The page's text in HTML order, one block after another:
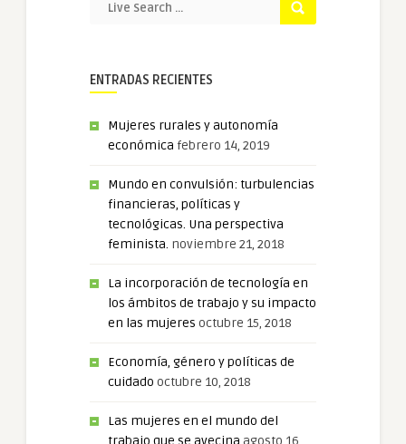
ENTRADAS RECIENTES
Mujeres rurales y autonomía
económica febrero 14, 2019
Mundo en convulsión: turbulencias
financieras, políticas y
tecnológicas. Una perspectiva
feminista. noviembre 21, 2018
La incorporación de tecnología en
los ámbitos de trabajo y su impacto
en las mujeres octubre 15, 2018
Economía, género y políticas de
cuidado octubre 10, 2018
Las mujeres en el mundo del
trabajo que se avecina agosto 16,